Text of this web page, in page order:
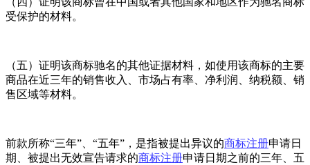
受保护的材料。
（五）证明该商标驰名的其他证据材料，如使用该商标的主要
商品在近三年的销售收入、市场占有率、净利润、纳税额、销
售区域等材料。
前款所称“三年”、“五年”，是指被提出异议的商标注册申请日
期、被提出无效宣告请求的商标注册申请日期之前的三年、五